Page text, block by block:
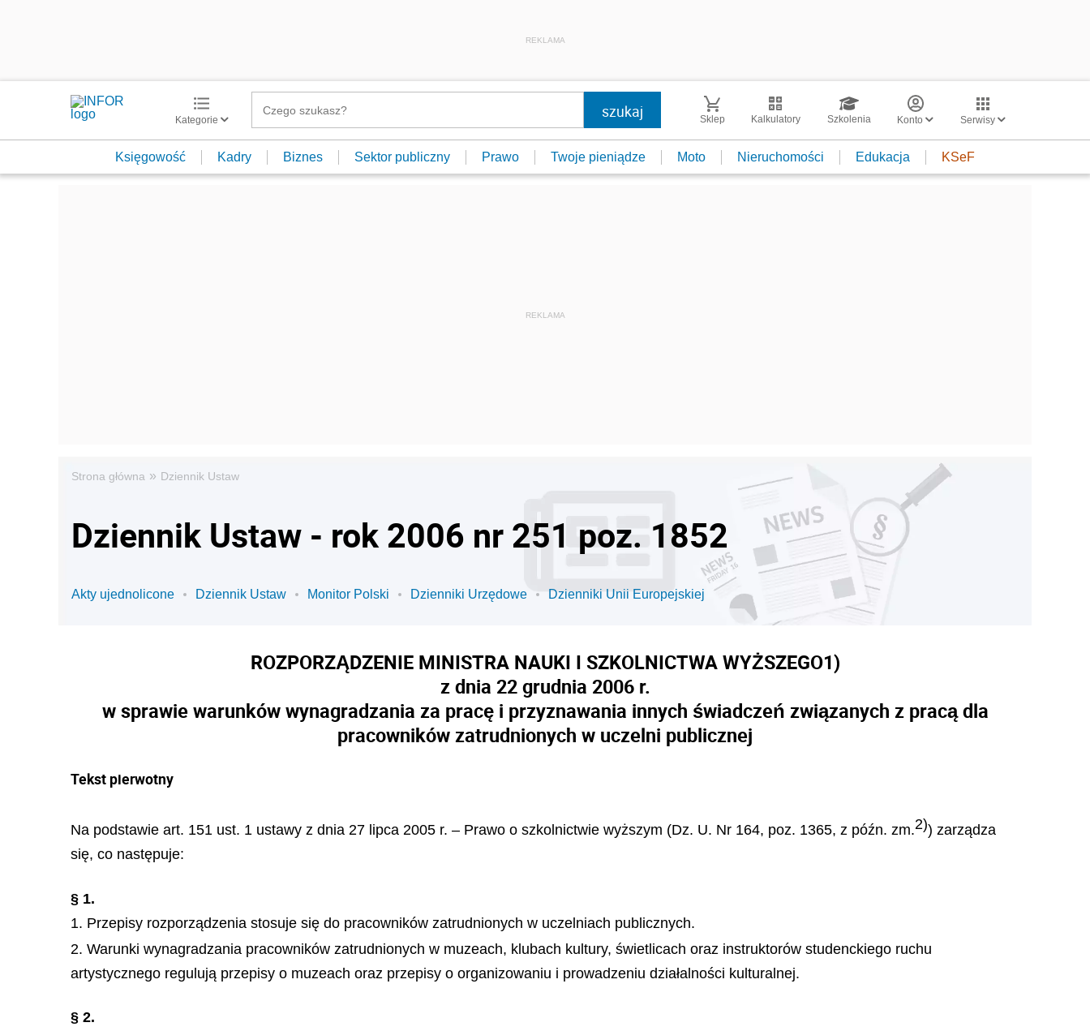
REKLAMA
Kategorie Sklep Kalkulatory Szkolenia Konto Serwisy
Księgowość Kadry Biznes Sektor publiczny Prawo Twoje pieniądze Moto Nieruchomości Edukacja KSeF
Strona główna » Dziennik Ustaw
Dziennik Ustaw - rok 2006 nr 251 poz. 1852
Akty ujednolicone Dziennik Ustaw Monitor Polski Dzienniki Urzędowe Dzienniki Unii Europejskiej
ROZPORZĄDZENIE MINISTRA NAUKI I SZKOLNICTWA WYŻSZEGO1)
z dnia 22 grudnia 2006 r.
w sprawie warunków wynagradzania za pracę i przyznawania innych świadczeń związanych z pracą dla
pracowników zatrudnionych w uczelni publicznej
Tekst pierwotny
Na podstawie art. 151 ust. 1 ustawy z dnia 27 lipca 2005 r. – Prawo o szkolnictwie wyższym (Dz. U. Nr 164, poz. 1365, z późn. zm.2)) zarządza
się, co następuje:
§ 1.
1. Przepisy rozporządzenia stosuje się do pracowników zatrudnionych w uczelniach publicznych.
2. Warunki wynagradzania pracowników zatrudnionych w muzeach, klubach kultury, świetlicach oraz instruktorów studenckiego ruchu
artystycznego regulują przepisy o muzeach oraz przepisy o organizowaniu i prowadzeniu działalności kulturalnej.
§ 2.